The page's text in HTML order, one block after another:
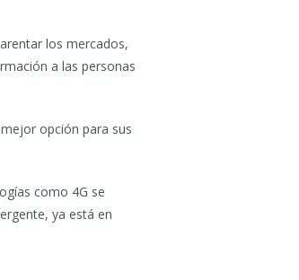
los mercados,
a las personas
opción para sus
como 4G se
ya está en